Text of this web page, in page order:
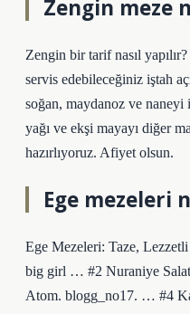
Zengin meze
Zengin bir tarif nasıl
servis edebileceğiniz iştah
soğan, maydanoz ve naneyi
yağı ve ekşi mayayı diğer
hazırlıyoruz. Afiyet olsun.
Ege mezeleri
Ege Mezeleri: Taze, Lezzetli
big girl … #2 Nuraniye
Atom. blogg_no17. … #4